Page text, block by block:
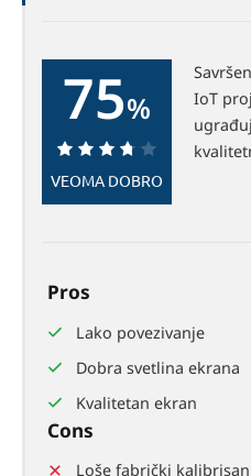
75%
75%
VEOMA DOBRO
IoT
Pros
Lako povezivanje
Dobra svetlina ekrana
Kvalitetan ekran
Cons
Loše fabrički